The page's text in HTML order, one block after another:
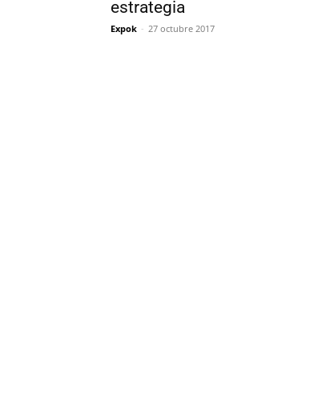
estrategia
Expok - 27 octubre 2017